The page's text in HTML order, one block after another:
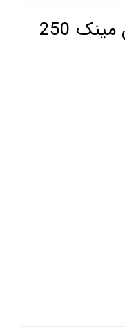
شامپو سگ بایولاین روغن مینک 250